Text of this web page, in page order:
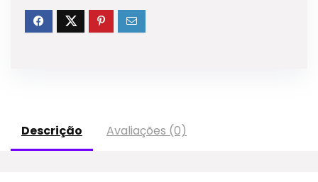
Descrição Avaliações (0)